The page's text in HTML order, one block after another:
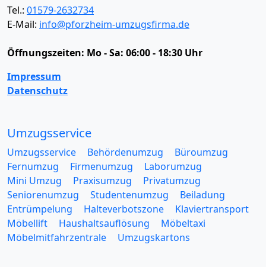
Tel.: 01579-2632734
E-Mail: info@pforzheim-umzugsfirma.de
Öffnungszeiten: Mo - Sa: 06:00 - 18:30 Uhr
Impressum
Datenschutz
Umzugsservice
Umzugsservice Behördenumzug
Büroumzug
Fernumzug
Firmenumzug
Laborumzug
Mini Umzug
Praxisumzug
Privatumzug
Seniorenumzug
Studentenumzug
Beiladung
Entrümpelung
Halteverbotszone
Klaviertransport
Möbellift
Haushaltsauflösung
Möbeltaxi
Möbelmitfahrzentrale
Umzugskartons